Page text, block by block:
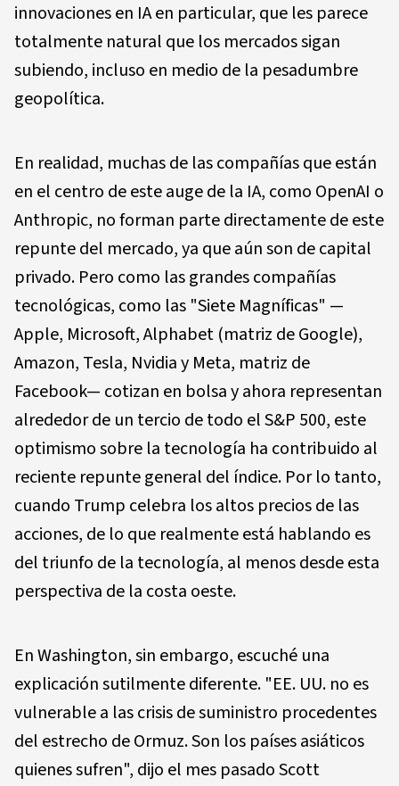
innovaciones en IA en particular, que les parece
totalmente natural que los mercados sigan
subiendo, incluso en medio de la pesadumbre
geopolítica.
En realidad, muchas de las compañías que están
en el centro de este auge de la IA, como OpenAI o
Anthropic, no forman parte directamente de este
repunte del mercado, ya que aún son de capital
privado. Pero como las grandes compañías
tecnológicas, como las "Siete Magníficas" —
Apple, Microsoft, Alphabet (matriz de Google),
Amazon, Tesla, Nvidia y Meta, matriz de
Facebook— cotizan en bolsa y ahora representan
alrededor de un tercio de todo el S&P 500, este
optimismo sobre la tecnología ha contribuido al
reciente repunte general del índice. Por lo tanto,
cuando Trump celebra los altos precios de las
acciones, de lo que realmente está hablando es
del triunfo de la tecnología, al menos desde esta
perspectiva de la costa oeste.
En Washington, sin embargo, escuché una
explicación sutilmente diferente. "EE. UU. no es
vulnerable a las crisis de suministro procedentes
del estrecho de Ormuz. Son los países asiáticos
quienes sufren", dijo el mes pasado Scott